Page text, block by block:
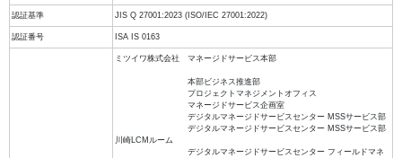
認証基準 JIS Q 27001:2023 (ISO/IEC 27001:2022)
認証番号 ISA IS 0163
ミツイワ株式会社 マネージドサービス本部
本部ビジネス推進部
プロジェクトマネジメントオフィス
マネージドサービス企画室
デジタルマネージドサービスセンター MSSサービス部
デジタルマネージドサービスセンター MSSサービス部
川崎LCMルーム
デジタルマネージドサービスセンター フィールドマネ